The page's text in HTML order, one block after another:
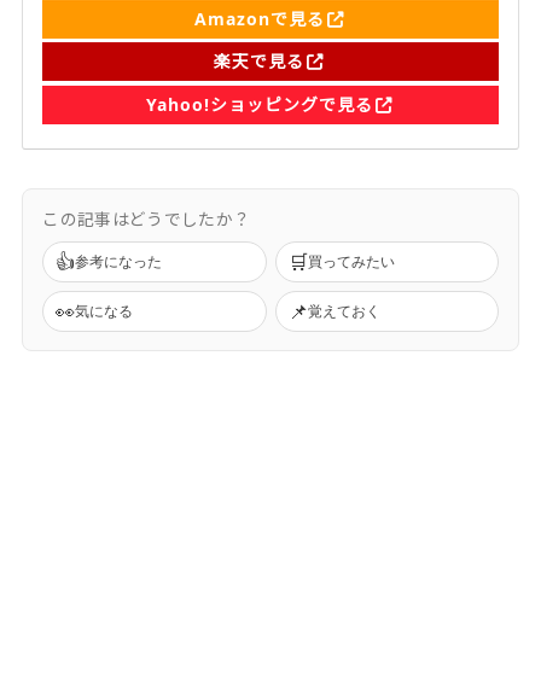
Amazonで見る
楽天で見る
Yahoo!ショッピングで見る
この記事はどうでしたか？
👍参考になった 🛒 買ってみたい
👀気になる 📌覚えておく